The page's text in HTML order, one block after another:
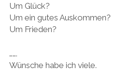
Um Glück?
Um ein gutes Auskommen?
Um Frieden?
…….
Wünsche habe ich viele.